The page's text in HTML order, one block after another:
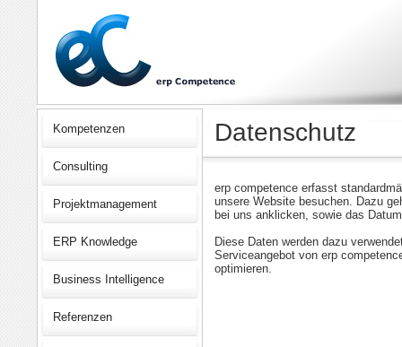
Kompetenzen
Consulting
Projektmanagement
ERP Knowledge
Business Intelligence
Referenzen
Datenschutz
erp competence erfasst
unsere Website besuchen. Dazu
bei uns anklicken, sowie das
Diese Daten werden dazu
Serviceangebot von erp
optimieren.